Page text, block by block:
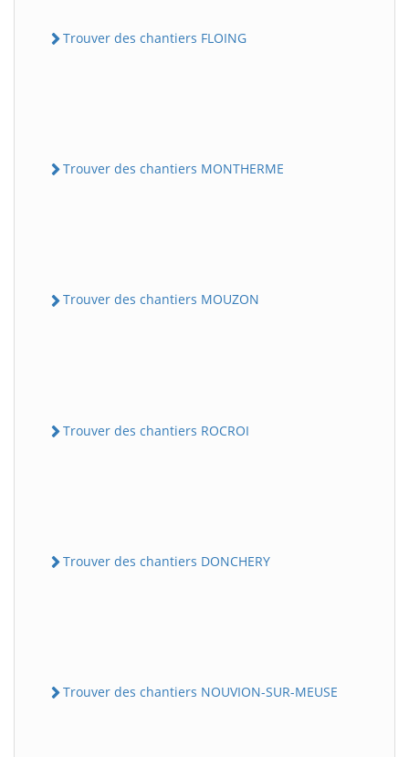
Trouver des chantiers FLOING
Trouver des chantiers MONTHERME
Trouver des chantiers MOUZON
Trouver des chantiers ROCROI
Trouver des chantiers DONCHERY
Trouver des chantiers NOUVION-SUR-MEUSE